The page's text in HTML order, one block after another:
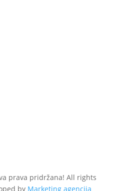
prava pridržana! All rights
by Marketing agencija